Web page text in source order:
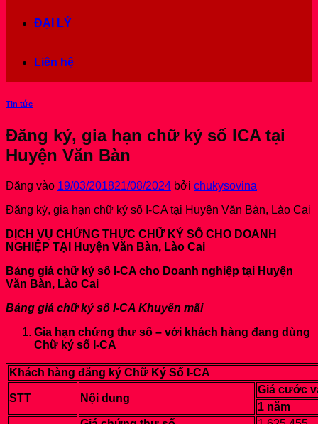
ĐẠI LÝ
Liên hệ
Tin tức
Đăng ký, gia hạn chữ ký số ICA tại
Huyện Văn Bàn
Đăng vào 19/03/201821/08/2024 bởi chukysovina
Đăng ký, gia hạn chữ ký số I-CA tại Huyện Văn Bàn, Lào Cai
DỊCH VỤ CHỨNG THỰC CHỮ KÝ SỐ CHO DOANH
NGHIỆP TẠI Huyện Văn Bàn, Lào Cai
Bảng giá chữ ký số I-CA cho Doanh nghiệp tại Huyện
Văn Bàn, Lào Cai
Bảng giá chữ ký số I-CA Khuyến mãi
Gia hạn chứng thư số – với khách hàng đang dùng
Chữ ký số I-CA
Khách hàng đăng ký Chữ Ký Số I-CA
STT Nội dung
Giá cước
1 năm